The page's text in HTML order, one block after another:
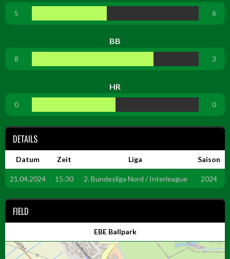
5 6
BB
8 3
HR
0 0
DETAILS
Datum Zeit Liga Saison
21.04.2024 15:30 2. Bundesliga Nord / Interleague 2024
FIELD
EBE Ballpark